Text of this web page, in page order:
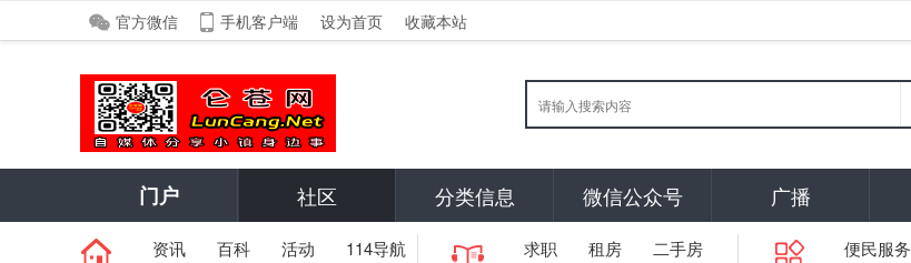
官方微信 手机客户端 设为首页 收藏本站
门户 社区 分类信息 微信公众号 广播
资讯 百科 活动
114导航
求职 租房
二手房
便民服务